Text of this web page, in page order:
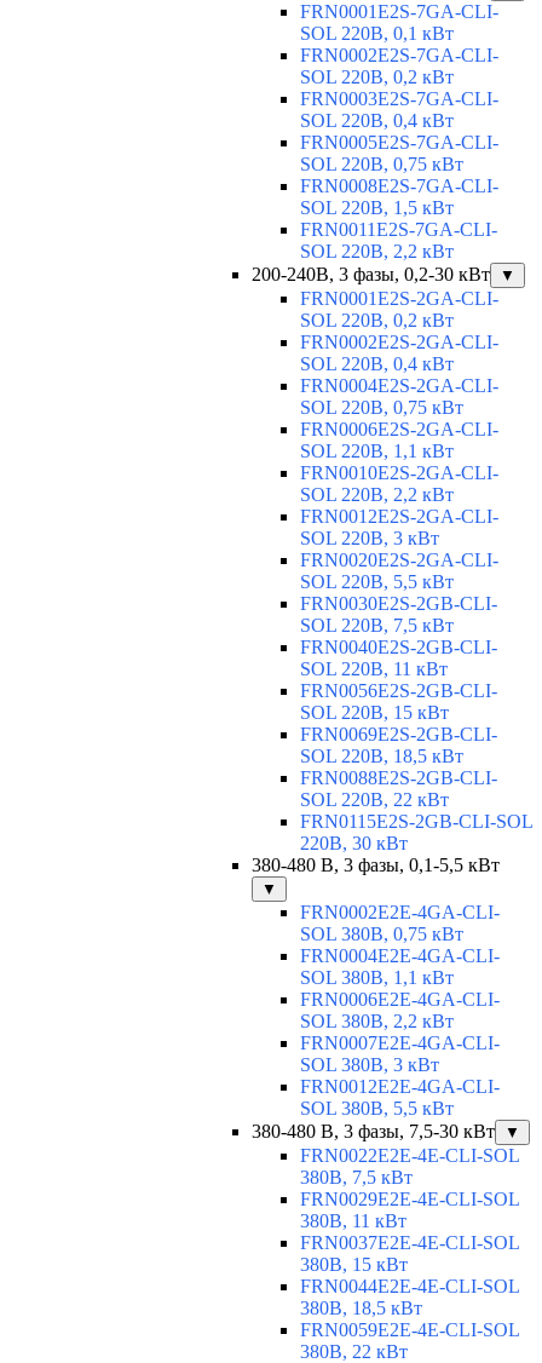
FRN0001E2S-7GA-CLI-
SOL 220В, 0,1 кВт
FRN0002E2S-7GA-CLI-
SOL 220В, 0,2 кВт
FRN0003E2S-7GA-CLI-
SOL 220В, 0,4 кВт
FRN0005E2S-7GA-CLI-
SOL 220В, 0,75 кВт
FRN0008E2S-7GA-CLI-
SOL 220В, 1,5 кВт
FRN0011E2S-7GA-CLI-
SOL 220В, 2,2 кВт
200-240В, 3 фазы, 0,2-30 кВт
▼
FRN0001E2S-2GA-CLI-
SOL 220В, 0,2 кВт
FRN0002E2S-2GA-CLI-
SOL 220В, 0,4 кВт
FRN0004E2S-2GA-CLI-
SOL 220В, 0,75 кВт
FRN0006E2S-2GA-CLI-
SOL 220В, 1,1 кВт
FRN0010E2S-2GA-CLI-
SOL 220В, 2,2 кВт
FRN0012E2S-2GA-CLI-
SOL 220В, 3 кВт
FRN0020E2S-2GA-CLI-
SOL 220В, 5,5 кВт
FRN0030E2S-2GB-CLI-
SOL 220В, 7,5 кВт
FRN0040E2S-2GB-CLI-
SOL 220В, 11 кВт
FRN0056E2S-2GB-CLI-
SOL 220В, 15 кВт
FRN0069E2S-2GB-CLI-
SOL 220В, 18,5 кВт
FRN0088E2S-2GB-CLI-
SOL 220В, 22 кВт
FRN0115E2S-2GB-CLI-SOL
220В, 30 кВт
380-480 В, 3 фазы, 0,1-5,5 кВт
▼
FRN0002E2E-4GA-CLI-
SOL 380В, 0,75 кВт
FRN0004E2E-4GA-CLI-
SOL 380В, 1,1 кВт
FRN0006E2E-4GA-CLI-
SOL 380В, 2,2 кВт
FRN0007E2E-4GA-CLI-
SOL 380В, 3 кВт
FRN0012E2E-4GA-CLI-
SOL 380В, 5,5 кВт
380-480 В, 3 фазы, 7,5-30 кВт
▼
FRN0022E2E-4E-CLI-SOL
380В, 7,5 кВт
FRN0029E2E-4E-CLI-SOL
380В, 11 кВт
FRN0037E2E-4E-CLI-SOL
380В, 15 кВт
FRN0044E2E-4E-CLI-SOL
380В, 18,5 кВт
FRN0059E2E-4E-CLI-SOL
380В, 22 кВт